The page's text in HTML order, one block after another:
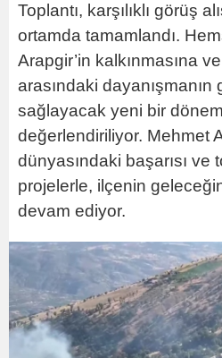
Toplantı, karşılıklı görüş
ortamda tamamlandı.
Arapgir’in kalkınmasına
arasındaki dayanışmanın
sağlayacak yeni bir
değerlendiriliyor. Mehmet
dünyasındaki başarısı ve
projelerle, ilçenin
devam ediyor.